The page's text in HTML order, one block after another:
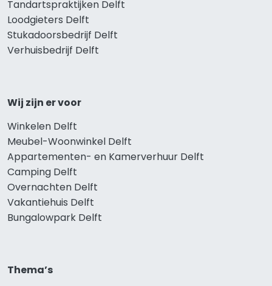
Tandartspraktijken Delft
Loodgieters Delft
Stukadoorsbedrijf Delft
Verhuisbedrijf Delft
Wij zijn er voor
Winkelen Delft
Meubel-Woonwinkel Delft
Appartementen- en Kamerverhuur Delft
Camping Delft
Overnachten Delft
Vakantiehuis Delft
Bungalowpark Delft
Thema’s